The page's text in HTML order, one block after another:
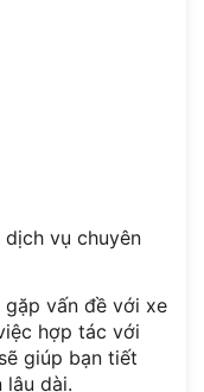
vụ chuyên
gặp vấn đề với xe
hợp tác với
sẽ giúp bạn tiết
lâu dài.